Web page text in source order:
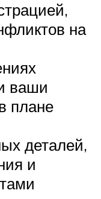
на
ваши
плане
деталей,
и